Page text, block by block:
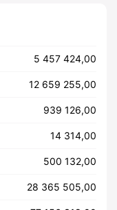
5 457 424,00
12 659 255,00
939 126,00
14 314,00
500 132,00
28 365 505,00